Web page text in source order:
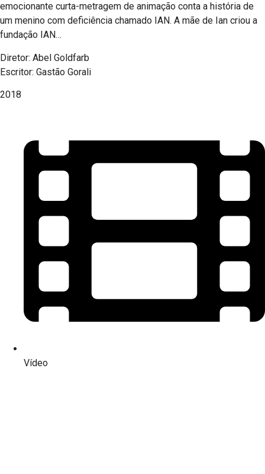
emocionante curta-metragem de animação conta a história de
um menino com deficiência chamado IAN. A mãe de Ian criou a
fundação IAN…
Diretor: Abel Goldfarb
Escritor: Gastão Gorali
2018
Vídeo